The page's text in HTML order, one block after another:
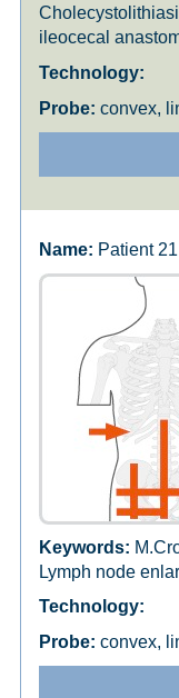
ileocecal
convex,
Patient 21
Lymph node
convex,